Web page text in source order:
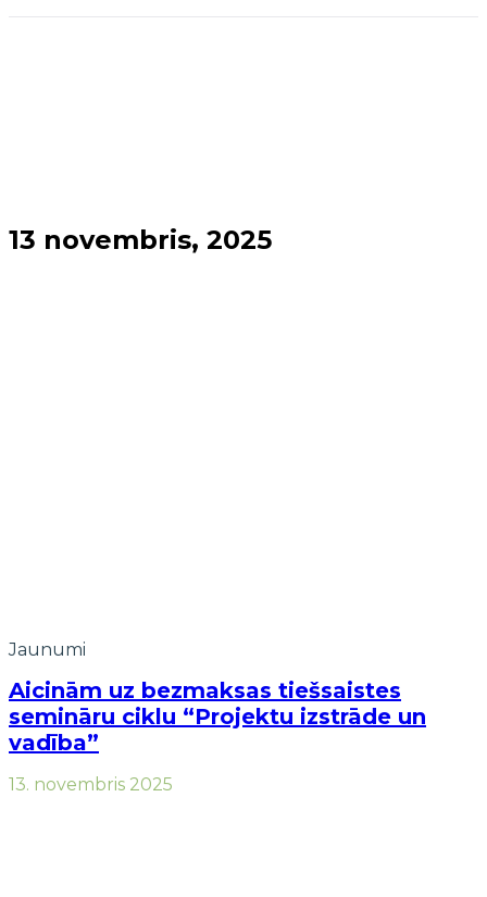
13 novembris, 2025
Jaunumi
Aicinām uz bezmaksas tiešsaistes
semināru ciklu “Projektu izstrāde un
vadība”
13. novembris 2025